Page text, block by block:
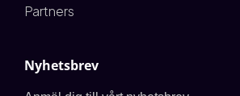
Partners
Nyhetsbrev